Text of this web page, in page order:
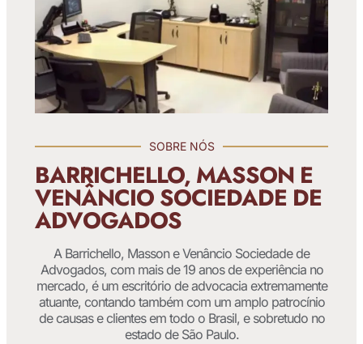
SOBRE NÓS
BARRICHELLO, MASSON E
VENÂNCIO SOCIEDADE DE
ADVOGADOS
A Barrichello, Masson e Venâncio Sociedade de
Advogados, com mais de 19 anos de experiência no
mercado, é um escritório de advocacia extremamente
atuante, contando também com um amplo patrocínio
de causas e clientes em todo o Brasil, e sobretudo no
estado de São Paulo.